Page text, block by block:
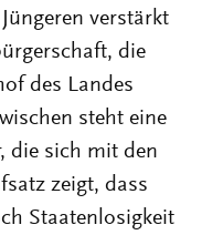
verstärkt
die
des Landes
steht eine
die sich mit den
zeigt, dass
Staatenlosigkeit